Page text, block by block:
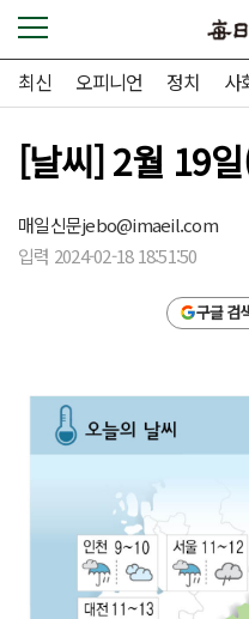
최신 오피니언 정치 사
[날씨] 2월 19
매일신문jebo@imaeil.com
입력 2024-02-18 18:51:50
구글 검